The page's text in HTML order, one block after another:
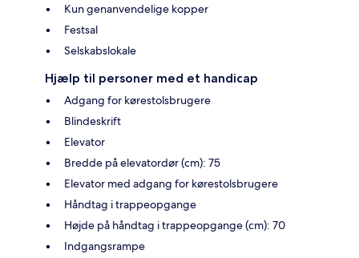
Kun genanvendelige kopper
Festsal
Selskabslokale
Hjælp til personer med et handicap
Adgang for kørestolsbrugere
Blindeskrift
Elevator
Bredde på elevatordør (cm): 75
Elevator med adgang for kørestolsbrugere
Håndtag i trappeopgange
Højde på håndtag i trappeopgange (cm): 70
Indgangsrampe